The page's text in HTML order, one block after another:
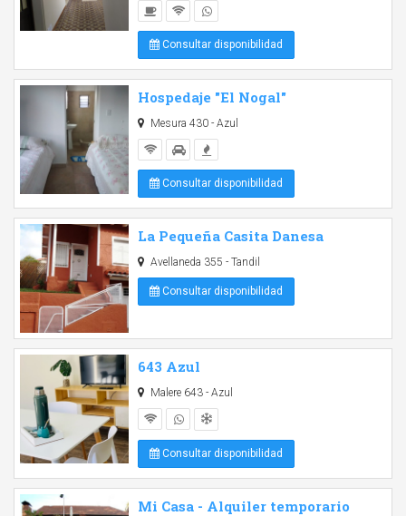
Consultar disponibilidad
Hospedaje "El Nogal"
Mesura 430 - Azul
Consultar disponibilidad
La Pequeña Casita Danesa
Avellaneda 355 - Tandil
Consultar disponibilidad
643 Azul
Malere 643 - Azul
Consultar disponibilidad
Mi Casa - Alquiler temporario